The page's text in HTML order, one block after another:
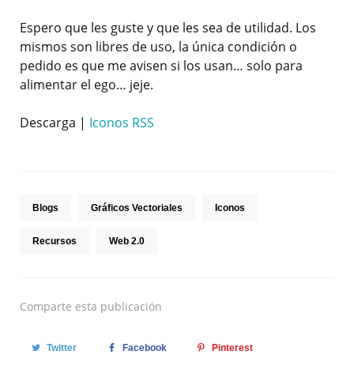
Espero que les guste y que les sea de utilidad. Los
mismos son libres de uso, la única condición o
pedido es que me avisen si los usan… solo para
alimentar el ego… jeje.
Descarga | Iconos RSS
Blogs Gráficos Vectoriales Iconos
Recursos Web 2.0
Comparte esta publicación
Twitter Facebook Pinterest